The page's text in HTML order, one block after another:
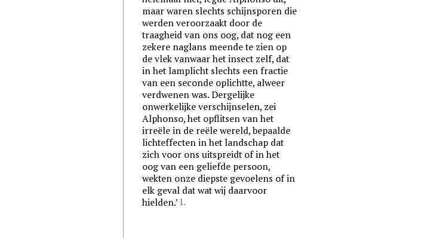
maar waren slechts schijnsporen die
werden veroorzaakt door de
traagheid van ons oog, dat nog een
zekere naglans meende te zien op
de vlek vanwaar het insect zelf, dat
in het lamplicht slechts een fractie
van een seconde oplichtte, alweer
verdwenen was. Dergelijke
onwerkelijke verschijnselen, zei
Alphonso, het opflitsen van het
irreële in de reële wereld, bepaalde
lichteffecten in het landschap dat
zich voor ons uitspreidt of in het
oog van een geliefde persoon,
wekten onze diepste gevoelens of in
elk geval dat wat wij daarvoor
hielden.’ 1.